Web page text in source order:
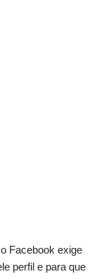
Facebook exige
perfil e para que